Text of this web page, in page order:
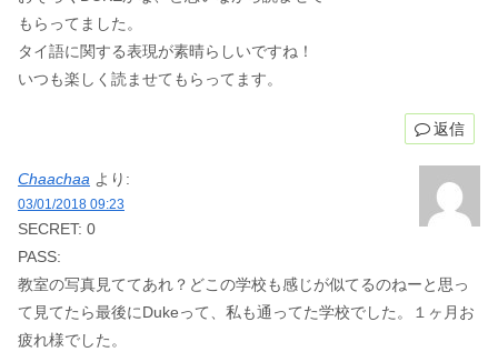
もらってました。
タイ語に関する表現が素晴らしいですね！
いつも楽しく読ませてもらってます。
返信
Chaachaa より:
03/01/2018 09:23
SECRET: 0
PASS:
教室の写真見ててあれ？どこの学校も感じが似てるのねーと思っ
て見てたら最後にDukeって、私も通ってた学校でした。１ヶ月お
疲れ様でした。